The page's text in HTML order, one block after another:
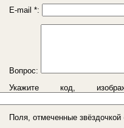
E-mail *:
Вопрос:
Укажите код,
Поля, отмеченные звёздочкой